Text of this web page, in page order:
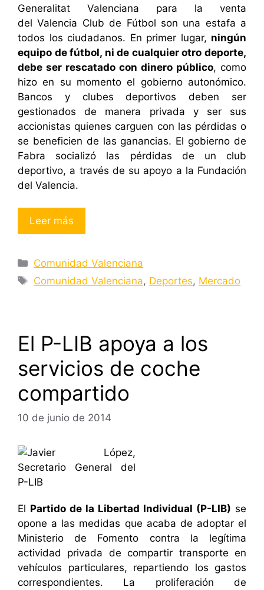
Generalitat Valenciana para la venta
del Valencia Club de Fútbol son una estafa a
todos los ciudadanos. En primer lugar, ningún
equipo de fútbol, ni de cualquier otro deporte,
debe ser rescatado con dinero público, como
hizo en su momento el gobierno autonómico.
Bancos y clubes deportivos deben ser
gestionados de manera privada y ser sus
accionistas quienes carguen con las pérdidas o
se beneficien de las ganancias. El gobierno de
Fabra socializó las pérdidas de un club
deportivo, a través de su apoyo a la Fundación
del Valencia.
Leer más
Categorías
Comunidad Valenciana
Etiquetas
Comunidad Valenciana, Deportes, Mercado
El P-LIB apoya a los
servicios de coche
compartido
10 de junio de 2014
El Partido de la Libertad Individual (P-LIB) se
opone a las medidas que acaba de adoptar el
Ministerio de Fomento contra la legítima
actividad privada de compartir transporte en
vehículos particulares, repartiendo los gastos
correspondientes. La proliferación de